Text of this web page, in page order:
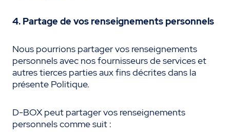
4. Partage de vos renseignements personnels
Nous pourrions partager vos renseignements
personnels avec nos fournisseurs de services et
autres tierces parties aux fins décrites dans la
présente Politique.
D-BOX peut partager vos renseignements
personnels comme suit :